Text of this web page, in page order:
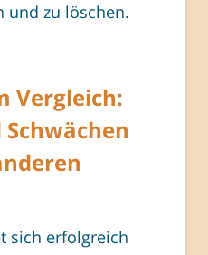
und zu löschen.
Vergleich:
sich erfolgreich